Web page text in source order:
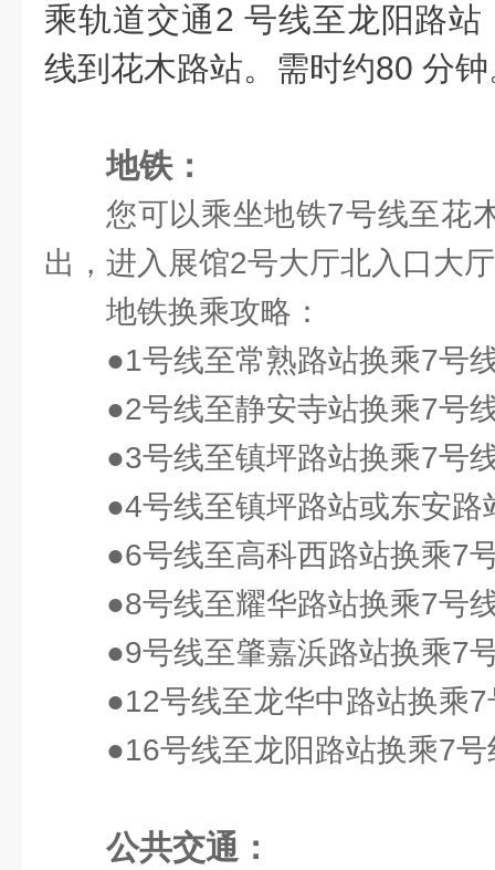
乘轨道交通2 号线至龙阳路
线到花木路站。需时约80 分
地铁：
您可以乘坐地铁7号线至花
出，进入展馆2号大厅北入口大
地铁换乘攻略：
●1号线至常熟路站换乘7号
●2号线至静安寺站换乘7号
●3号线至镇坪路站换乘7号
●4号线至镇坪路站或东安路
●6号线至高科西路站换乘7
●8号线至耀华路站换乘7号
●9号线至肇嘉浜路站换乘7
●12号线至龙华中路站换乘7
●16号线至龙阳路站换乘7号
公共交通：